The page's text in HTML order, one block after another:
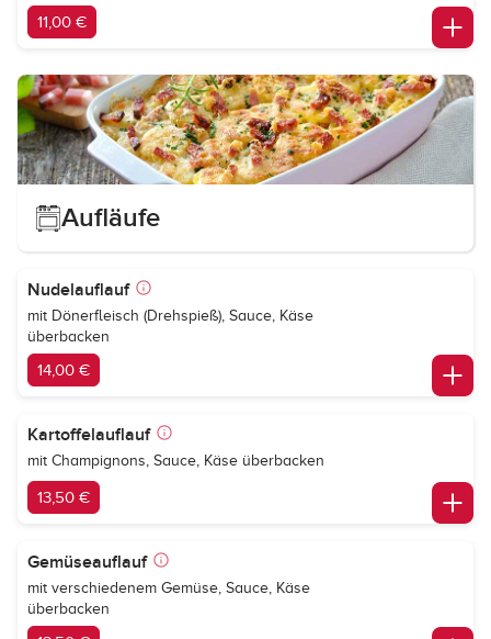
11,00 €
Aufläufe
Nudelauflauf
mit Dönerfleisch (Drehspieß), Sauce, Käse
überbacken
14,00 €
Kartoffelauflauf
mit Champignons, Sauce, Käse überbacken
13,50 €
Gemüseauflauf
mit verschiedenem Gemüse, Sauce, Käse
überbacken